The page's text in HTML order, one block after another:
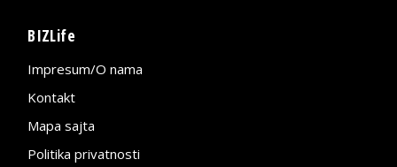
BIZLife
Impresum/O nama
Kontakt
Mapa sajta
Politika privatnosti